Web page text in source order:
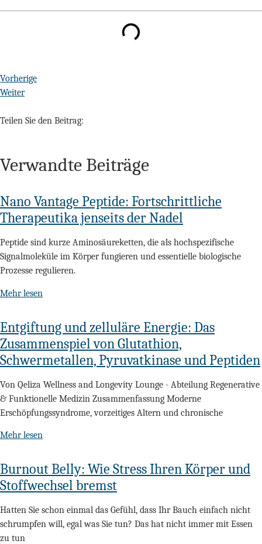
Vorherige
Weiter
Teilen Sie den Beitrag:
Verwandte Beiträge
Nano Vantage Peptide: Fortschrittliche
Therapeutika jenseits der Nadel
Peptide sind kurze Aminosäureketten, die als hochspezifische
Signalmoleküle im Körper fungieren und essentielle biologische
Prozesse regulieren.
Mehr lesen
Entgiftung und zelluläre Energie: Das
Zusammenspiel von Glutathion,
Schwermetallen, Pyruvatkinase und Peptiden
Von Qeliza Wellness and Longevity Lounge - Abteilung Regenerative
& Funktionelle Medizin Zusammenfassung Moderne
Erschöpfungssyndrome, vorzeitiges Altern und chronische
Mehr lesen
Burnout Belly: Wie Stress Ihren Körper und
Stoffwechsel bremst
Hatten Sie schon einmal das Gefühl, dass Ihr Bauch einfach nicht
schrumpfen will, egal was Sie tun? Das hat nicht immer mit Essen
zu tun